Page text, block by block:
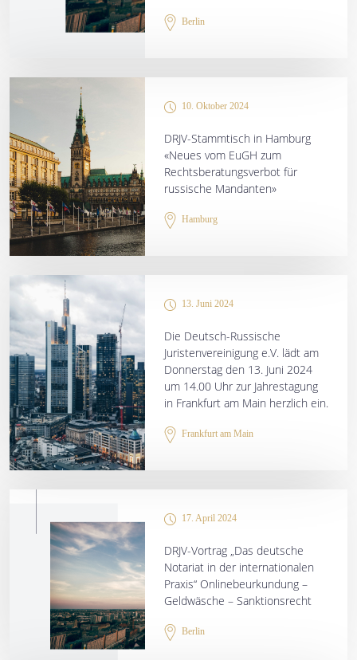
Berlin
10. Oktober 2024
DRJV-Stammtisch in Hamburg
«Neues vom EuGH zum
Rechtsberatungsverbot für
russische Mandanten»
Hamburg
13. Juni 2024
Die Deutsch-Russische
Juristenvereinigung e.V. lädt am
Donnerstag den 13. Juni 2024
um 14.00 Uhr zur Jahrestagung
in Frankfurt am Main herzlich ein.
Frankfurt am Main
17. April 2024
DRJV-Vortrag „Das deutsche
Notariat in der internationalen
Praxis“ Onlinebeurkundung –
Geldwäsche – Sanktionsrecht
Berlin